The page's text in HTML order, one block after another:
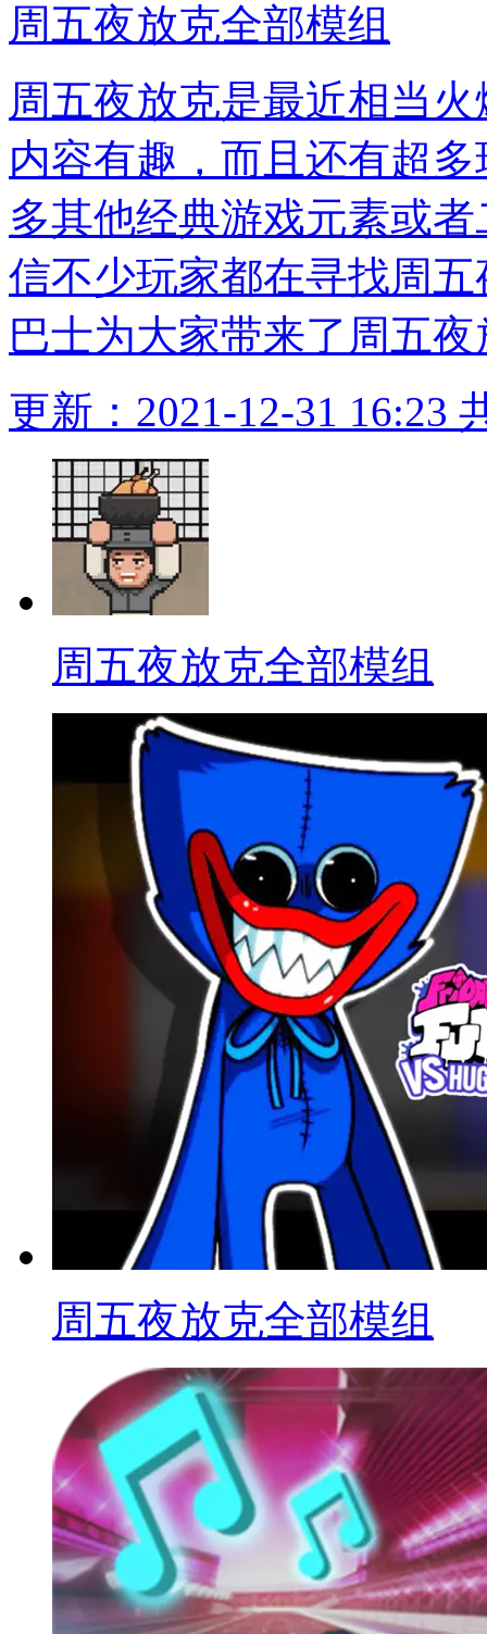
周五夜放克全部模组
周五夜放克是最近相当
内容有趣，而且还有超
多其他经典游戏元素或
信不少玩家都在寻找周
巴士为大家带来了周五
更新：2021-12-31 16:23
周五夜放克全部模组
周五夜放克全部模组